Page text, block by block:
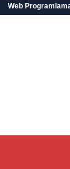
Web